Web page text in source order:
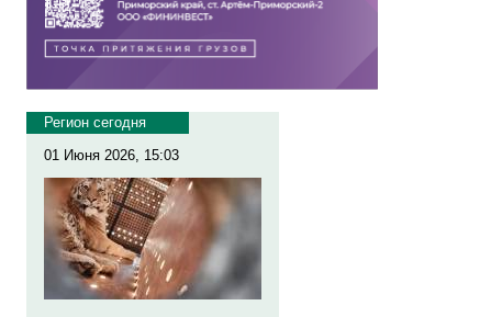
Регион сегодня
01 Июня 2026, 15:03